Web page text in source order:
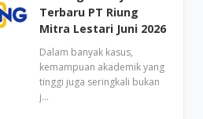
Terbaru PT Riung
Mitra Lestari Juni 2026
Dalam banyak kasus,
kemampuan akademik yang
tinggi juga seringkali bukan
j…